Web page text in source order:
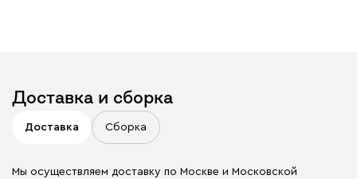
Доставка и сборка
Доставка Сборка
Мы осуществляем доставку по Москве и Московской